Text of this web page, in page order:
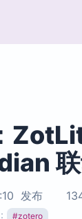
载
加速
发布
#zotero